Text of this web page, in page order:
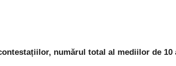
numărul total al mediilor de 10